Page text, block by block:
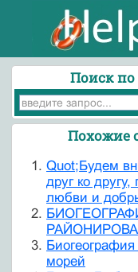
Поиск по
Похожие
Quot;Будем
друг ко
любви и
Биогеография
морей